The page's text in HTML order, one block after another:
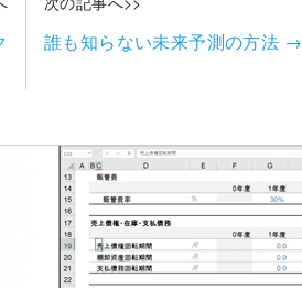
誰も知らない未来予測の方法 →